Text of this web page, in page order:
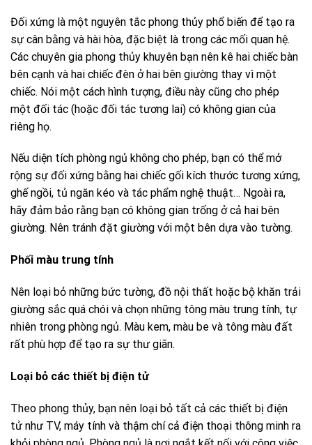
Đối xứng là một nguyên tắc phong thủy phổ biến để tạo ra
sự cân bằng và hài hòa, đặc biệt là trong các mối quan hệ.
Các chuyên gia phong thủy khuyên bạn nên kê hai chiếc bàn
bên cạnh và hai chiếc đèn ở hai bên giường thay vì một
chiếc. Nói một cách hình tượng, điều này cũng cho phép
một đối tác (hoặc đối tác tương lai) có không gian của
riêng họ.
Nếu diện tích phòng ngủ không cho phép, bạn có thể mở
rộng sự đối xứng bằng hai chiếc gối kích thước tương xứng,
ghế ngồi, tủ ngăn kéo và tác phẩm nghệ thuật… Ngoài ra,
hãy đảm bảo rằng bạn có không gian trống ở cả hai bên
giường. Nên tránh đặt giường với một bên dựa vào tường.
Phối màu trung tính
Nên loại bỏ những bức tường, đồ nội thất hoặc bộ khăn trải
giường sắc quá chói và chọn những tông màu trung tính, tự
nhiên trong phòng ngủ. Màu kem, màu be và tông màu đất
rất phù hợp để tạo ra sự thư giãn.
Loại bỏ các thiết bị điện tử
Theo phong thủy, bạn nên loại bỏ tất cả các thiết bị điện
tử như TV, máy tính và thậm chí cả điện thoại thông minh ra